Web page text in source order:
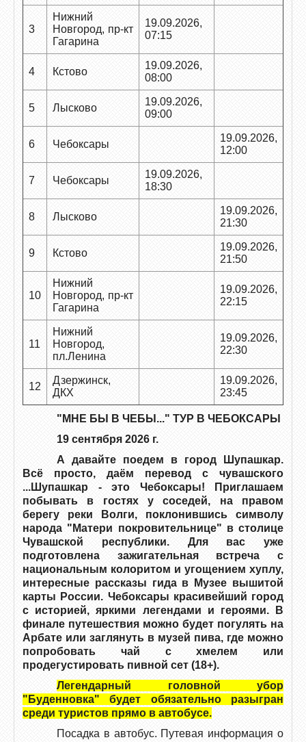
3
Нижний
Новгород, пр-кт
Гагарина
19.09.2026,
07:15
4 Кстово
19.09.2026,
08:00
5 Лысково
19.09.2026,
09:00
6 Чебоксары
19.09.2026,
12:00
7 Чебоксары
19.09.2026,
18:30
8 Лысково
19.09.2026,
21:30
9 Кстово
19.09.2026,
21:50
10
Нижний
Новгород, пр-кт
Гагарина
19.09.2026,
22:15
11
Нижний
Новгород,
пл.Ленина
19.09.2026,
22:30
12
Дзержинск,
ДКХ
19.09.2026,
23:45
"МНЕ БЫ В ЧЕБЫ..." ТУР В ЧЕБОКСАРЫ
19 сентября 2026 г.
А давайте поедем в город Шупашкар.
Всё просто, даём перевод с чувашского
...Шупашкар - это Чебоксары! Приглашаем
побывать в гостях у соседей, на правом
берегу реки Волги, поклонившись символу
народа "Матери покровительнице" в столице
Чувашской республики. Для вас уже
подготовлена зажигательная встреча с
национальным колоритом и угощением хуплу,
интересные рассказы гида в Музее вышитой
карты России. Чебоксары красивейший город
с историей, яркими легендами и героями. В
финале путешествия можно будет погулять на
Арбате или заглянуть в музей пива, где можно
попробовать чай с хмелем или
продегустировать пивной сет (18+).
Легендарный головной убор
"Буденновка" будет обязательно разыгран
среди туристов прямо в автобусе.
Посадка в автобус. Путевая информация о